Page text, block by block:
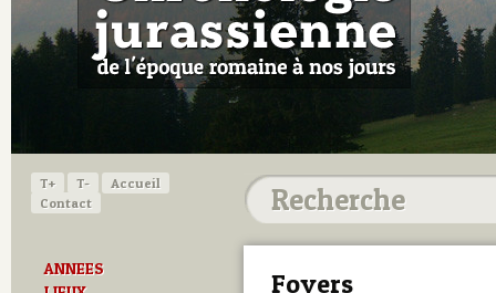
T+ T-
Accueil
Contact
ANNEES
Foyers